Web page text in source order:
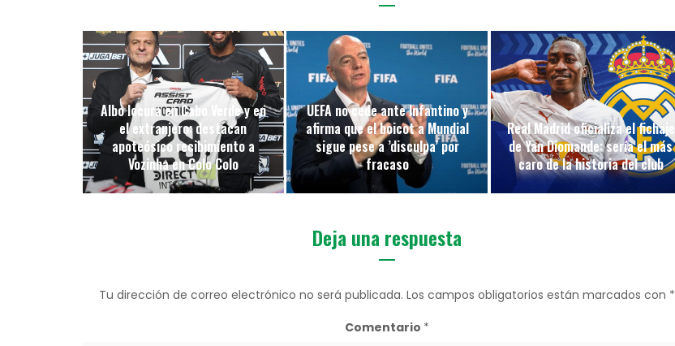
Albo locura en Cabo Verde y en
el extranjero: destacan
apoteósico recibimiento a
Vozinha en Colo Colo
UEFA no cede ante Infantino y
afirma que el boicot a Mundial
sigue pese a ’disculpa’ por
fracaso
Real Madrid oficializa el fichaje
de Yan Diomande: sería el más
caro de la historia del club
Deja una respuesta
Tu dirección de correo electrónico no será publicada. Los campos obligatorios están marcados con *
Comentario *